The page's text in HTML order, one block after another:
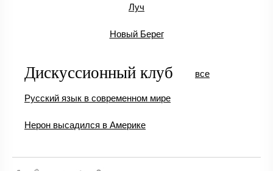
Луч
Новый Берег
Дискуссионный клуб
Русский язык в современном мире
Нерон высадился в Америке
все